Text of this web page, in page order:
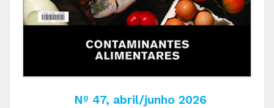
Nº 47, abril/junho 2026